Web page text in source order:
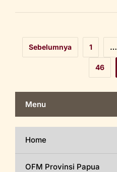
Sebelumnya 1 …
46
Menu
Home
OFM Provinsi Papua